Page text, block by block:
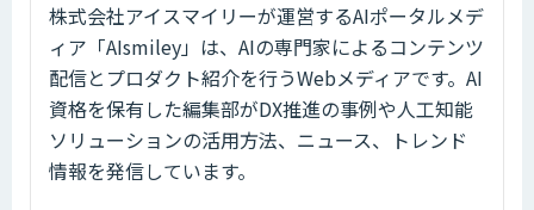
株式会社アイスマイリーが運営するAIポータルメデ
ィア「AIsmiley」は、AIの専門家によるコンテンツ
配信とプロダクト紹介を行うWebメディアです。AI
資格を保有した編集部がDX推進の事例や人工知能
ソリューションの活用方法、ニュース、トレンド
情報を発信しています。